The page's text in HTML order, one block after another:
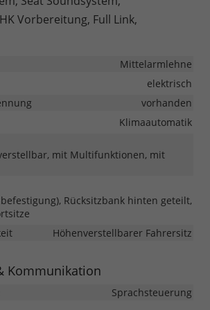
Vorbereitung, Full Link,
Mittelarmlehne
elektrisch
vorhanden
Klimaautomatik
mit Multifunktionen, mit
Rücksitzbank hinten geteilt,
Höhenverstellbarer Fahrersitz
Kommunikation
Sprachsteuerung